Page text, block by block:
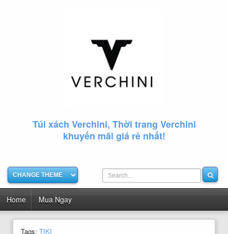
Túi xách Verchini, Thời trang Verchini
khuyến mãi giá rẻ nhất!
Home Mua Ngay
Tags: TIKI